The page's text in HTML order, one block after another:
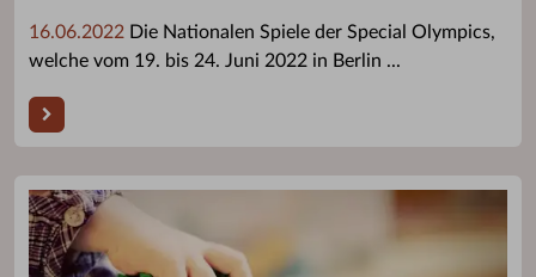
16.06.2022 Die Nationalen Spiele der Special Olympics,
welche vom 19. bis 24. Juni 2022 in Berlin ...